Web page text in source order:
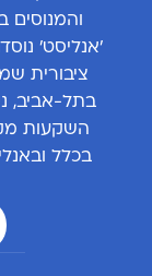
והמנוסים
ציבורית
בתל-אביב,
השקעות
בכלל